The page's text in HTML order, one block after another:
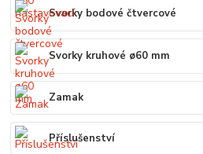
Svorky bodové čtvercové
Svorky kruhové ø60 mm
Zamak
Příslušenství